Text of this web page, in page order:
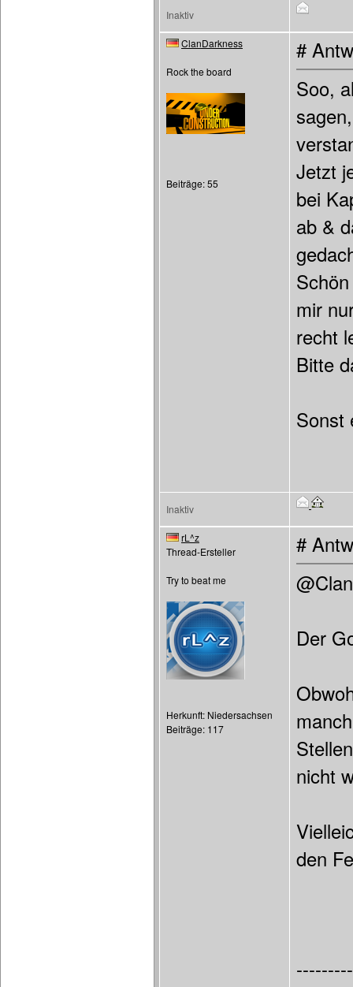
Inaktiv
ClanDarkness
Rock the board
Beiträge: 55
#
Soo,
Jetzt
bei
ab &
mir
recht
Bitte
Sonst
Inaktiv
rL^z
Thread-Ersteller
Try to beat me
Herkunft: Niedersachsen
Beiträge: 117
#
Der
nicht
den